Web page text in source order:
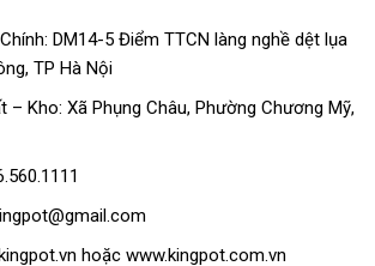
hoặc www.kingpot.com.vn
DM14-5 Điểm TTCN làng nghề dệt lụa
TP Hà Nội
– Kho: Xã Phụng Châu, Phường Chương Mỹ,
hoặc www.kingpot.com.vn